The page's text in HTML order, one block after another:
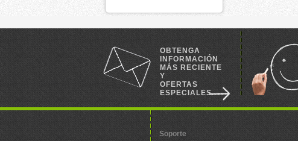
OBTENGA
INFORMACIÓN
MÁS RECIENTE
Y
OFERTAS
ESPECIALES
Soporte